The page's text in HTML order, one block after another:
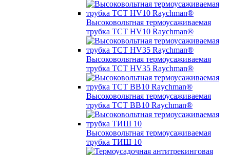
Высоковольтная термоусаживаемая
трубка TCT HV10 Raychman®
Высоковольтная термоусаживаемая
трубка TCT HV35 Raychman®
Высоковольтная термоусаживаемая
трубка TCT BB10 Raychman®
Высоковольтная термоусаживаемая
трубка ТИШ 10